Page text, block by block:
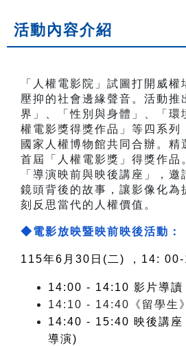
活動內容介紹
「人權電影院」試圖打開威
壓抑的社會邊緣聲音。活動推
界」、「性別與身體」、「環
權電影獎得獎作品」等四系列
國家人權博物館共同合辦。精
首屆「人權電影獎」得獎作品
「導演映前與映後講座」，
鏡頭背後的故事，讓影像化為
刻反思當代的人權價值。
◆電影放映暨映前映後活動：
115年6月30 日(二) ，14:
14:00 - 14:10 影片導讀
14:10 - 14:40《留學生
14:40 - 15:40 映後講座
導演)